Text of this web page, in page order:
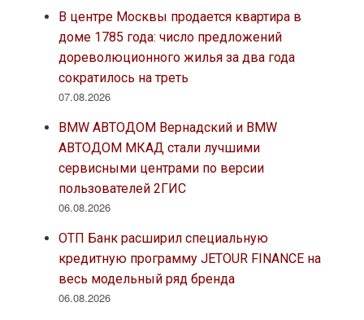
В центре Москвы продается квартира в
доме 1785 года: число предложений
дореволюционного жилья за два года
сократилось на треть
07.08.2026
BMW АВТОДОМ Вернадский и BMW
АВТОДОМ МКАД стали лучшими
сервисными центрами по версии
пользователей 2ГИС
06.08.2026
ОТП Банк расширил специальную
кредитную программу JETOUR FINANCE на
весь модельный ряд бренда
06.08.2026